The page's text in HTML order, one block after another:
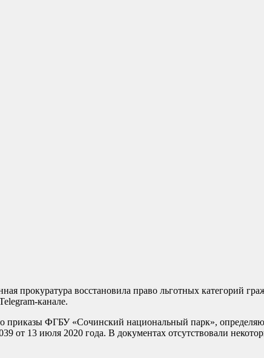
прокуратура восстановила право льготных категорий
канале.
приказы ФГБУ «Сочинский национальный парк»,
от 13 июля 2020 года. В документах отсутствовали